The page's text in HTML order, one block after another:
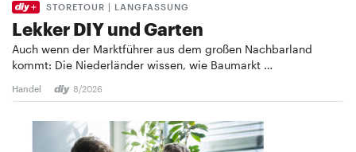
STORETOUR | LANGFASSUNG
Lekker DIY und Garten
Auch wenn der Marktführer aus dem großen Nachbarland
kommt: Die Niederländer wissen, wie Baumarkt …
Handel 8/2026